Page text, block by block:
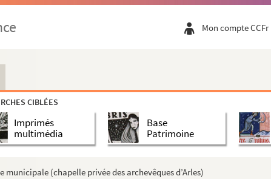
Mon compte CCFr
CIBLÉES
Imprimés
multimédia
Base
Patrimoine
(chapelle privée des archevêques d’Arles)
et chaussées chargé du Rhône, entretien de...
Strada. Volume 1
Strada. Volume 2
Strada. Volume 3
et dessèchement d’une part et la communau...
des marais d’Arles et Mrs. de Boursac...
escuyer, érigé en l’année 1634. Livre de ...
des B. d. R. par M. Girard, secrétaire géné...